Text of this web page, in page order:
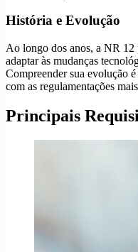
História e Evolução
Ao longo dos anos, a NR 12
adaptar às mudanças
Compreender sua evolução
com as regulamentações
Principais